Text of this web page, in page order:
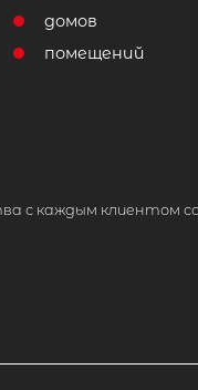
домов
помещений
с каждым клиентом